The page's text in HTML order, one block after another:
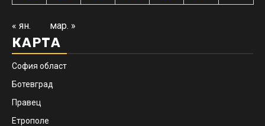
« ян. мар. »
КАРТА
София област
Ботевград
Правец
Етрополе